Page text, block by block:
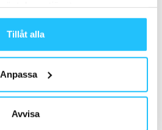
Tillåt alla
Anpassa
Avvisa
FitnessPlayer revolutionerar
musikhantering för gym och